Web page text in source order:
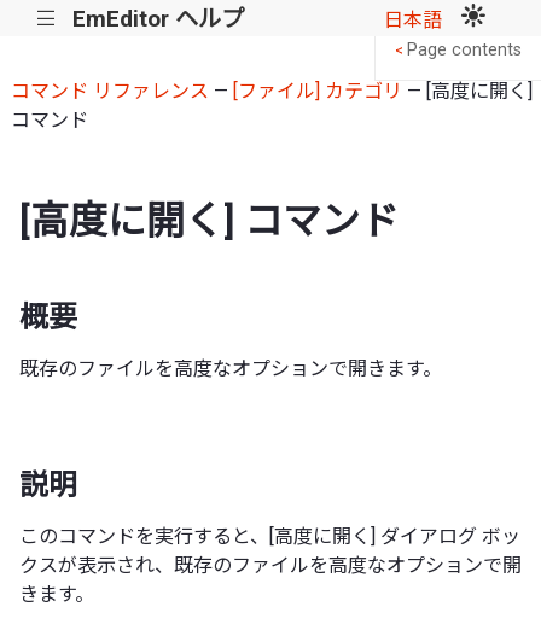
||| EmEditor ヘルプ 日本語
コマンド リファレンス — [ファイル] カテゴリ — [高度に開く]
コマンド
[高度に開く] コマンド
概要
既存のファイルを高度なオプションで開きます。
説明
このコマンドを実行すると、[高度に開く] ダイアログ ボッ
クスが表示され、既存のファイルを高度なオプションで開
きます。
< Page contents